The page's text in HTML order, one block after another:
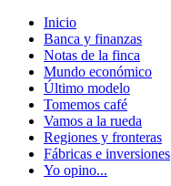
Inicio
Banca y finanzas
Notas de la finca
Mundo económico
Último modelo
Tomemos café
Vamos a la rueda
Regiones y fronteras
Fábricas e inversiones
Yo opino...